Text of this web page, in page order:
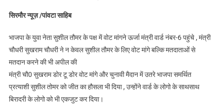
सिरमौर न्यूज़ /पांवटा साहिब
भाजपा के युवा नेता सुशील तौमर के पक्ष में वोट मांगने ऊर्जा मंत्री वार्ड नंबर-6 पहुंचे , मंत्री
चौधरी सुखराम चौधरी ने न केवल सुशील तौमर के लिए वोट मांगे बल्कि मतदाताओं से
मतदान करने की भी अपील की
मंत्री चौ0 सुखराम डोर टू डोर वोट मांगे और चुनावी मैदान में उतरे भाजपा समर्थित
प्रत्याशी सुशील तोमर को जीत का हौसला भी दिया , उन्होंने वार्ड के लोगो के साथसाथ
बिरादरी के लोगो को भी एकजुट कर दिया।